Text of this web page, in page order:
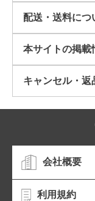
配送・送料につ
本サイトの掲載
キャンセル・返
会社概要
利用規約